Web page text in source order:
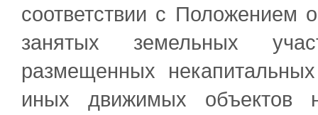
соответствии с Положением
занятых земельных
размещенных
иных движимых объектов